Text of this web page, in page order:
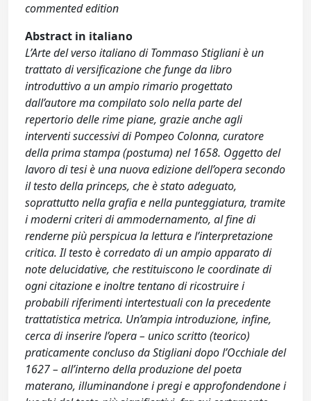
commented edition
Abstract in italiano
L’Arte del verso italiano di Tommaso Stigliani è un
trattato di versificazione che funge da libro
introduttivo a un ampio rimario progettato
dall’autore ma compilato solo nella parte del
repertorio delle rime piane, grazie anche agli
interventi successivi di Pompeo Colonna, curatore
della prima stampa (postuma) nel 1658. Oggetto del
lavoro di tesi è una nuova edizione dell’opera secondo
il testo della princeps, che è stato adeguato,
soprattutto nella grafia e nella punteggiatura, tramite
i moderni criteri di ammodernamento, al fine di
renderne più perspicua la lettura e l’interpretazione
critica. Il testo è corredato di un ampio apparato di
note delucidative, che restituiscono le coordinate di
ogni citazione e inoltre tentano di ricostruire i
probabili riferimenti intertestuali con la precedente
trattatistica metrica. Un’ampia introduzione, infine,
cerca di inserire l’opera – unico scritto (teorico)
praticamente concluso da Stigliani dopo l’Occhiale del
1627 – all’interno della produzione del poeta
materano, illuminandone i pregi e approfondendone i